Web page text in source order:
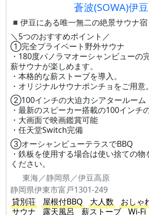
蒼波(SOWA)伊豆
◾︎伊豆にある唯一無二の絶景サウナ宿
＼5つのおすすめポイント／
①完全プライベート野外サウナ
・180度パノラマオーシャンビューの
薪サウナが楽しめます。
・本格的な薪ストーブを導入。
・オリジナルサウナポンチョをご用意。
②100インチの大迫力シアタールーム
・最新のスピーカー搭載の100インチ
・大画面で映画鑑賞可能
・任天堂Switch完備
③オーシャンビューテラスでBBQ
・鉄板を使用する場合は使い捨ての
ください。
東海／静岡県／伊豆高原
静岡県伊東市富戸1301-249
貸別荘
屋根付BBQ 大人数 おしゃ
サウナ
露天風呂 薪ストーブ
Wi-Fi